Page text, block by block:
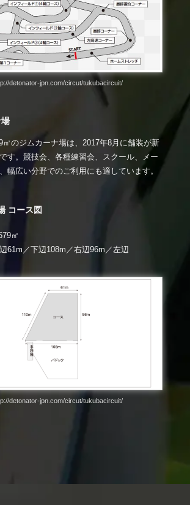
detonator-jpn.com/circut/tukubacircuit/
㎡のジムカーナ場は、2017年8月に舗装が新
す。競技会、各種練習会、スクール、メー
幅広い分野でのご利用にも適しています。
コース図
㎡
61m／下辺108m／右辺96m／左辺
detonator-jpn.com/circut/tukubacircuit/